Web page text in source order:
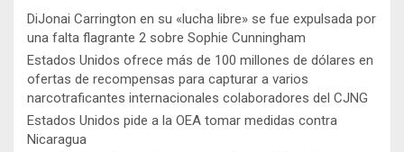
DiJonai Carrington en su «lucha libre» se fue expulsada por
una falta flagrante 2 sobre Sophie Cunningham
Estados Unidos ofrece más de 100 millones de dólares en
ofertas de recompensas para capturar a varios
narcotraficantes internacionales colaboradores del CJNG
Estados Unidos pide a la OEA tomar medidas contra
Nicaragua